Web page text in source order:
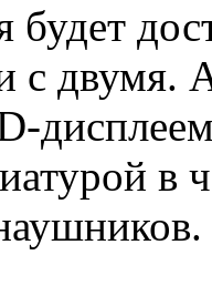
будет
с двумя.
в